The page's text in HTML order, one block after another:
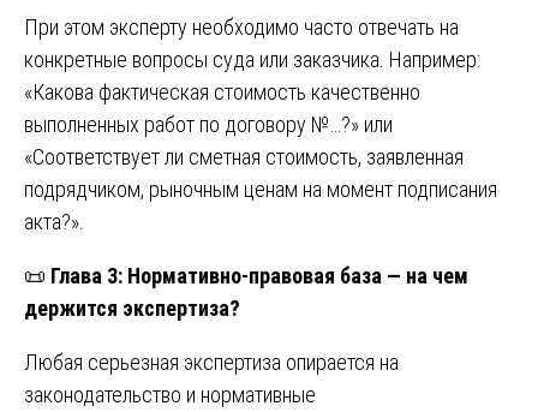
При этом эксперту необходимо часто отвечать на
конкретные вопросы суда или заказчика. Например:
«Какова фактическая стоимость качественно
выполненных работ по договору №…?» или
«Соответствует ли сметная стоимость, заявленная
подрядчиком, рыночным ценам на момент подписания
акта?».
📜 Глава 3: Нормативно-правовая база — на чем
держится экспертиза?
Любая серьезная экспертиза опирается на
законодательство и нормативные